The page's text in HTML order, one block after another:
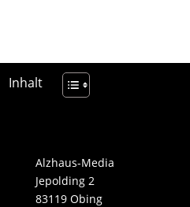
Inhalt
Alzhaus-Media
Jepolding 2
83119 Obing